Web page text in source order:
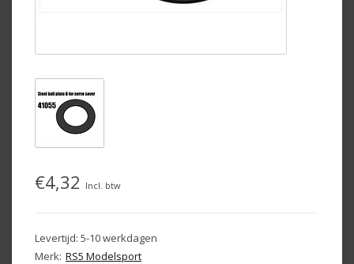
€4,32 Incl. btw
Levertijd: 5-10 werkdagen
Merk: RS5 Modelsport